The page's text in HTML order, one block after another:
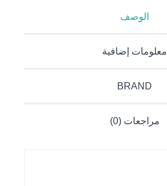
الوصف
معلومات إضافية
BRAND
مراجعات (0)